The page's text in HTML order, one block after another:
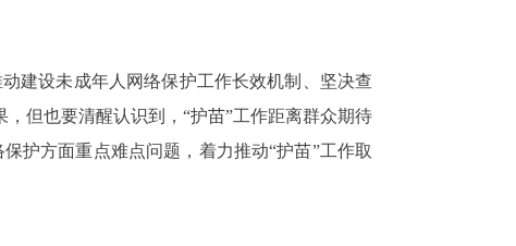
建设未成年人网络保护工作长效机制、坚决查
但也要清醒认识到，“护苗”工作距离群众期待
护方面重点难点问题，着力推动“护苗”工作取